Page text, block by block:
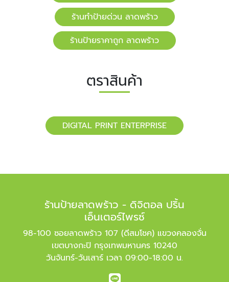
ร้านทำป้ายด่วน ลาดพร้าว
ร้านป้ายราคาถูก ลาดพร้าว
ตราสินค้า
DIGITAL PRINT ENTERPRISE
ร้านป้ายลาดพร้าว - ดิจิตอล ปริ้น
เอ็นเตอร์ไพรซ์
98-100 ซอยลาดพร้าว 107 (ดีสมโชค) แขวงคลองจั่น
เขตบางกะปิ กรุงเทพมหานคร 10240
วันจันทร์-วันเสาร์ เวลา 09:00-18:00 น.